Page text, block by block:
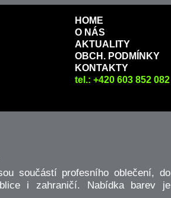
HOME
O NÁS
AKTUALITY
OBCH. PODMÍNKY
KONTAKTY
tel.: +420 603 852 082
součástí profesního oblečení, do
i zahraničí. Nabídka barev je